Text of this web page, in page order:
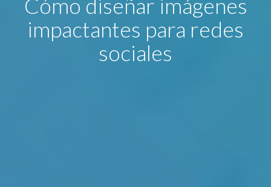
impactantes para redes
sociales